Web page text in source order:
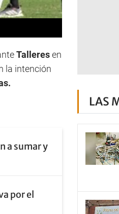
Talleresen
la intención
a sumar y
por el
LAS